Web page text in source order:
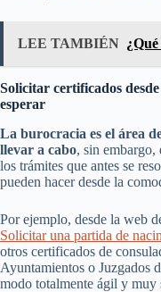
LEE TAMBIÉN
Solicitar certificados
esperar
La burocracia es el área
llevar a cabo, sin embargo,
los trámites que antes se
pueden hacer desde la
Por ejemplo, desde la web
Solicitar una partida de
otros certificados de
Ayuntamientos o Juzgados
modo totalmente ágil y muy